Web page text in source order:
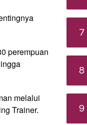
perempuan
melalui
Trainer.
7
8
9